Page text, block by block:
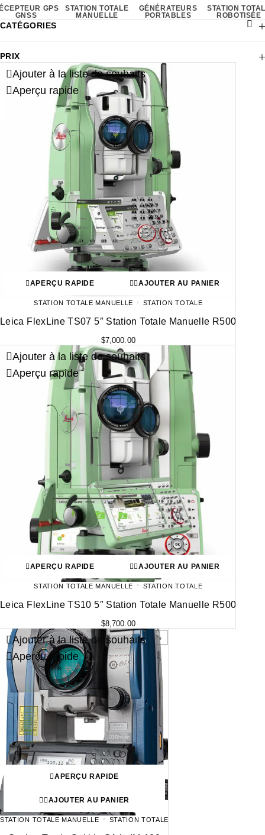
GPS
GNSS
STATION TOTALE
MANUELLE
GÉNÉRATEURS
PORTABLES
STATION
ROBOTISÉE
CATÉGORIES
PRIX
Ajouter à la liste de souhaits
Aperçu rapide
APERÇU RAPIDE AJOUTER AU PANIER
STATION TOTALE MANUELLE STATION TOTALE
Leica FlexLine TS07 5″ Station Totale Manuelle R500
$7,000.00
Ajouter à la liste de souhaits
Aperçu rapide
APERÇU RAPIDE AJOUTER AU PANIER
STATION TOTALE MANUELLE STATION TOTALE
Leica FlexLine TS10 5″ Station Totale Manuelle R500
$8,700.00
-51%
Ajouter à la liste de souhaits
Aperçu rapide
APERÇU RAPIDE
AJOUTER AU PANIER
STATION TOTALE MANUELLE STATION TOTALE